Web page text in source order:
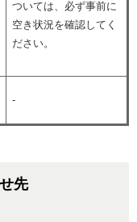
ついては、必ず事前に
空き状況を確認してく
ださい。
-
先